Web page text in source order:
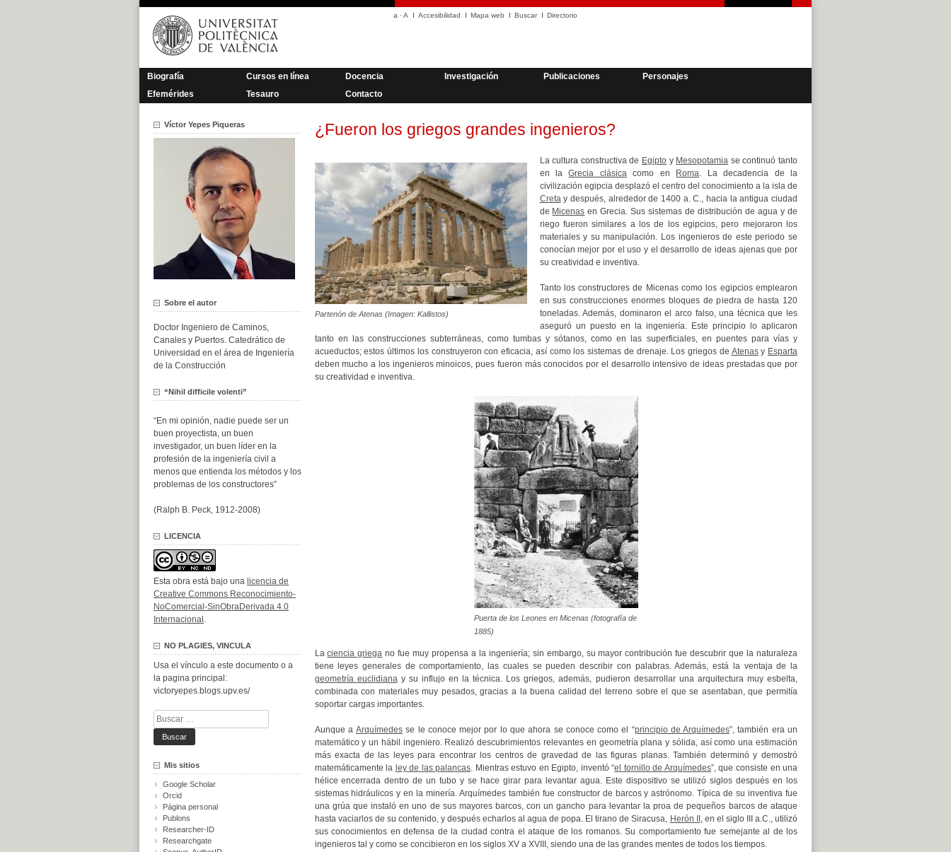
Saltar
contenido
a ·A Accesibilidad Mapa web Buscar Directorio
Biografía Cursos en línea Docencia Investigación Publicaciones
Personajes
Efemérides
Tesauro Contacto
¿Fueron los griegos grandes ingenieros?
Partenón de Atenas (Imagen: Kallistos)
La cultura constructiva de Egiptoy Mesopotamia se continuó tanto
en laGrecia clásicacomo en Roma. La decadencia de la
civilización egipcia desplazó el centro del conocimiento a la isla de
Cretay después, alrededor de 1400 a. C., hacia la antigua ciudad
de Micenas en Grecia. Sus sistemas de distribución de agua y de
riego fueron similares a los de los egipcios, pero mejoraron los
materiales y su manipulación. Los ingenieros de este periodo se
conocían mejor por el uso y el desarrollo de ideas ajenas que por
su creatividad e inventiva.
Tanto los constructores de Micenas como los egipcios emplearon
en sus construcciones enormes bloques de piedra de hasta 120
toneladas. Además, dominaron el arco falso, una técnica que les
aseguró un puesto en la ingeniería. Este principio lo aplicaron
tanto en las construcciones subterráneas, como tumbas y sótanos, como en las superficiales, en puentes para vías y
acueductos; estos últimos los construyeron con eficacia, así como los sistemas de drenaje. Los griegos de Atenasy Esparta
deben mucho a los ingenieros minoicos, pues fueron más conocidos por el desarrollo intensivo de ideas prestadas que por
su creatividad e inventiva.
Puerta de los Leones en Micenas (fotografía de
1885)
Laciencia griega no fue muy propensa a la ingeniería; sin embargo, su mayor contribución fue descubrir que la naturaleza
tiene leyes generales de comportamiento, las cuales se pueden describir con palabras. Además, está la ventaja de la
geometría euclidianay su influjo en la técnica. Los griegos, además, pudieron desarrollar una arquitectura muy esbelta,
combinada con materiales muy pesados, gracias a la buena calidad del terreno sobre el que se asentaban, que permitía
soportar cargas importantes.
Aunque aArquímedes se le conoce mejor por lo que ahora se conoce como el “principio de Arquímedes”, también era un
matemático y un hábil ingeniero. Realizó descubrimientos relevantes en geometría plana y sólida, así como una estimación
más exacta de las leyes para encontrar los centros de gravedad de las figuras planas. También determinó y demostró
matemáticamente la ley de las palancas. Mientras estuvo en Egipto, inventó “el tornillo de Arquímedes”, que consiste en una
hélice encerrada dentro de un tubo y se hace girar para levantar agua. Este dispositivo se utilizó siglos después en los
sistemas hidráulicos y en la minería. Arquímedes también fue constructor de barcos y astrónomo. Típica de su inventiva fue
una grúa que instaló en uno de sus mayores barcos, con un gancho para levantar la proa de pequeños barcos de ataque
hasta vaciarlos de su contenido, y después echarlos al agua de popa. El tirano de Siracusa, Herón II , en el siglo III a.C., utilizó
sus conocimientos en defensa de la ciudad contra el ataque de los romanos.Su comportamiento fue semejante al de los
ingenieros tal y como se concibieron en los siglos XV a XVIII, siendo una de las grandes mentes de todos los tiempos.
Víctor Yepes Piqueras
Sobre el autor
Doctor Ingeniero de Caminos,
Canales y Puertos. Catedrático de
Universidad en el área de Ingeniería
de la Construcción
“Nihil difficile volenti”
“En mi opinión, nadie puede ser un
buen proyectista, un buen
investigador, un buen líder en la
profesión de la ingeniería civil a
menos que entienda los métodos y los
problemas de los constructores”
(Ralph B. Peck, 1912-2008)
LICENCIA
Esta obra está bajo una licencia de
Creative Commons Reconocimiento-
NoComercial-SinObraDerivada 4.0
Internacional .
NO PLAGIES, VINCULA
Usa el vínculo a este documento o a
la pagina principal:
victoryepes.blogs.upv.es/
Buscar:
Mis sitios
Google Scholar
Orcid
Página personal
Publons
Researcher-ID
Researchgate